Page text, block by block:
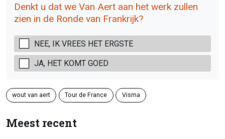
Denkt u dat we Van Aert aan het werk zullen
zien in de Ronde van Frankrijk?
NEE, IK VREES HET ERGSTE
JA, HET KOMT GOED
wout van aert Tour de France Visma
Meest recent